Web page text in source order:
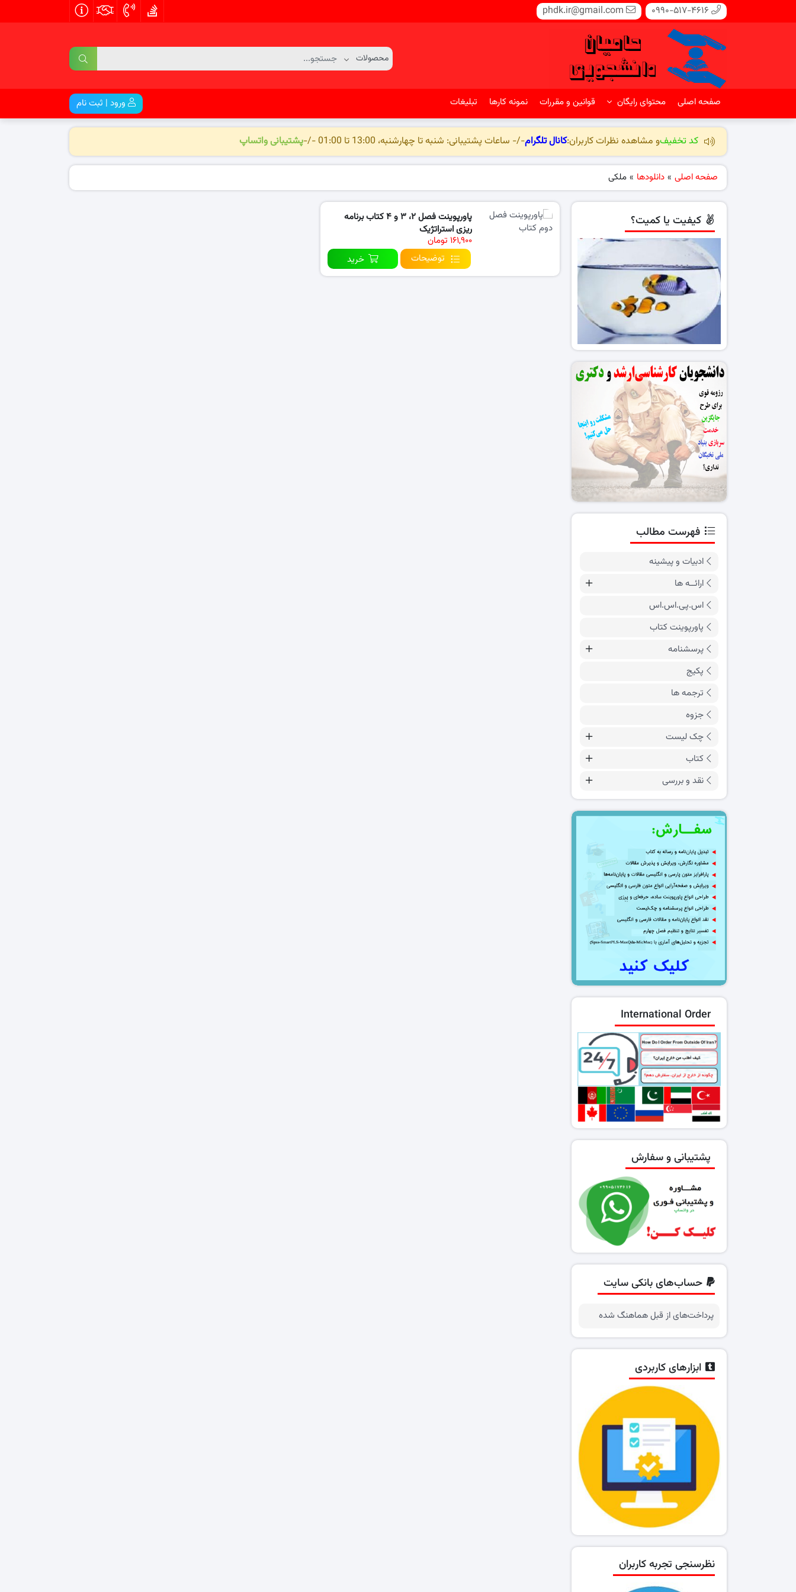
0990-517-4616
phdk.ir@gmail.com
صفحه اصلی محتوای رایگان قوانین و مقررات نمونه کارها تبلیغات ورود | ثبت نام
کد تخفیفو مشاهده نظرات کاربران:کانال تلگرام-/- ساعات پشتیبانی: شنبه تا چهارشنبه، 13:00 تا 01:00 -/- پشتیبانی واتساپ
صفحه اصلی » دانلودها » ملکی
پاورپوینت فصل ۲، ۳ و ۴ کتاب برنامه
ریزی استراتژیک
۱۶۱,۹۰۰ تومان
توضیحات
خرید
کیفیت یا کمیت؟
فهرست مطالب
ادبیات و پیشینه
ارائــه ها
اس.پی.اس.اس
پاورپوینت کتاب
پرسشنامه
پکیج
ترجمه ها
جزوه
چک لیست
کتاب
نقد و بررسی
International Order
پشتیبانی و سفارش
حساب‌های بانکی سایت
پرداخت‌های از قبل هماهنگ شده
ابزارهای کاربردی
نظرسنجی تجربه کاربران